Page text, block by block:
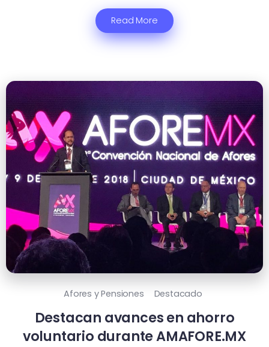
Read More
Afores y Pensiones Destacado
Destacan avances en ahorro
voluntario durante AMAFORE.MX